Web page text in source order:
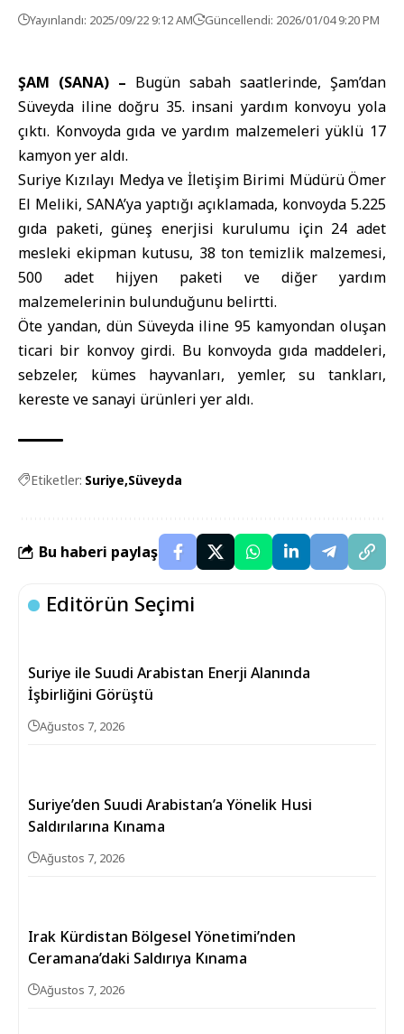
Yayınlandı: 2025/09/22 9:12 AM Güncellendi: 2026/01/04 9:20 PM
ŞAM (SANA) – Bugün sabah saatlerinde, Şam’dan
Süveyda iline doğru 35. insani yardım konvoyu yola
çıktı. Konvoyda gıda ve yardım malzemeleri yüklü 17
kamyon yer aldı.
Suriye Kızılayı Medya ve İletişim Birimi Müdürü Ömer
El Meliki, SANA’ya yaptığı açıklamada, konvoyda 5.225
gıda paketi, güneş enerjisi kurulumu için 24 adet
mesleki ekipman kutusu, 38 ton temizlik malzemesi,
500 adet hijyen paketi ve diğer yardım
malzemelerinin bulunduğunu belirtti.
Öte yandan, dün Süveyda iline 95 kamyondan oluşan
ticari bir konvoy girdi. Bu konvoyda gıda maddeleri,
sebzeler, kümes hayvanları, yemler, su tankları,
kereste ve sanayi ürünleri yer aldı.
Etiketler: Suriye Süveyda
Bu haberi paylaş
Editörün Seçimi
Suriye ile Suudi Arabistan Enerji Alanında
İşbirliğini Görüştü
Ağustos 7, 2026
Suriye’den Suudi Arabistan’a Yönelik Husi
Saldırılarına Kınama
Ağustos 7, 2026
Irak Kürdistan Bölgesel Yönetimi’nden
Ceramana’daki Saldırıya Kınama
Ağustos 7, 2026